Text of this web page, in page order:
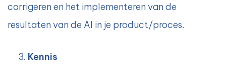
corrigeren en het implementeren van de
resultaten van de AI in je product/proces.
Kennis